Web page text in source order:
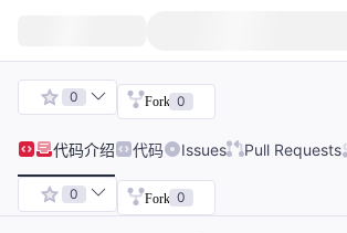
0 Fork 0
代码介绍 代码 Issues Pull Requests
0 Fork 0